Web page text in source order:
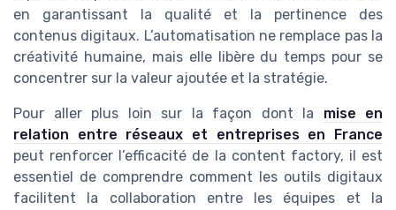
en garantissant la qualité et la pertinence des
contenus digitaux. L’automatisation ne remplace pas la
créativité humaine, mais elle libère du temps pour se
concentrer sur la valeur ajoutée et la stratégie.
Pour aller plus loin sur la façon dont la mise en
relation entre réseaux et entreprises en France
peut renforcer l’efficacité de la content factory, il est
essentiel de comprendre comment les outils digitaux
facilitent la collaboration entre les équipes et la